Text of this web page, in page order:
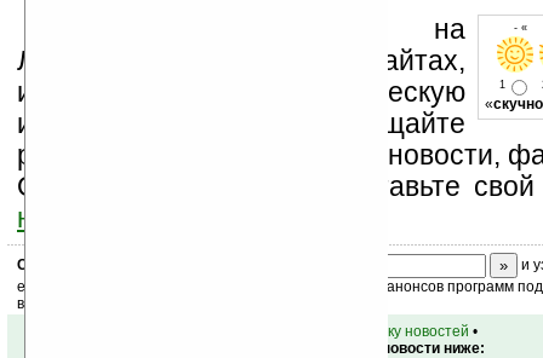
- «
1
«скучно
Устанавливайте линк на
Ладошки на своих сайтах,
изучайте коммерческую
информацию, посещайте
разделы сайта (форум, чат, новости,
Оцените эту новость и оставьте
ниже на странице
Скоро
и
ежедневный или еженедельный дайджест новостей, анонсов программ
ваш почтовый ящик.
вернуться к списку новостей •
Обсуждение этой новости ниже: